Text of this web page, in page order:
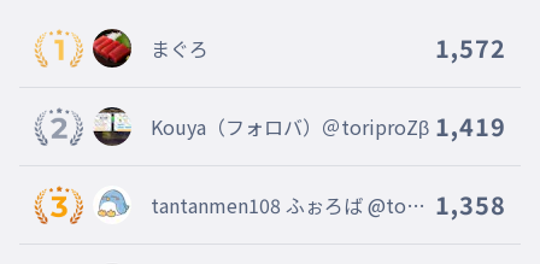
まぐろ 1,572
Kouya（フォロバ）＠toriproZβ 1,419
tantanmen108 ふぉろば @tori
1,358